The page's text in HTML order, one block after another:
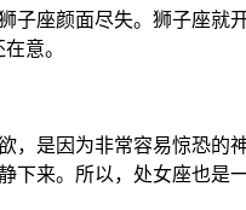
子座颜面尽失。狮子座就
意。
，是因为非常容易惊恐的
下来。所以，处女座也是